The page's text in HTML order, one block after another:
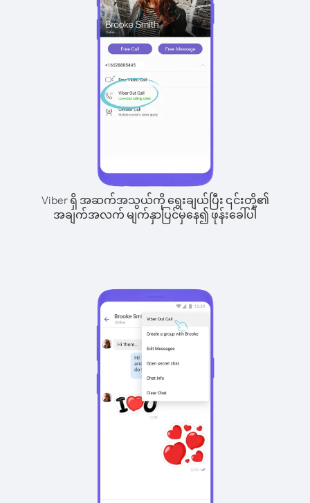
Viber ရှိ အဆက်အသွယ်ကို ရွေးချယ်ပြီး ၎င်းတို့၏
အချက်အလက် မျက်နှာပြင်မှနေ၍ ဖုန်းခေါ်ပါ